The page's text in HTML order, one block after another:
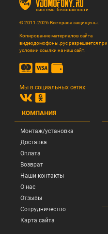
vdomofony.ru
системы безопасности
© 2011-2026 Все права защищены.
Копирование материалов сайта
видеодомофоны.рус разрешается при
условии ссылки на наш сайт.
Мы в социальных сетях:
КОМПАНИЯ
Монтаж/установка
Доставка
Оплата
Возврат
Наши контакты
О нас
Отзывы
Сотрудничество
Карта сайта